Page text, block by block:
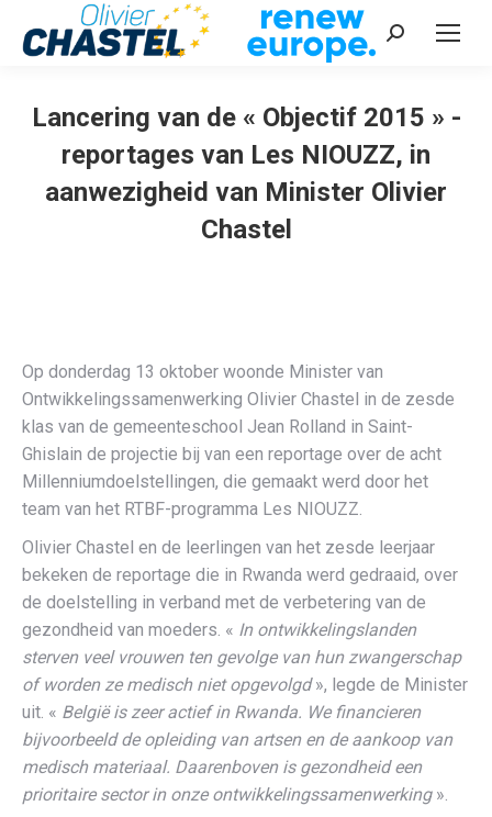
Recherche
Lancering van de « Objectif 2015 » -
reportages van Les NIOUZZ, in
aanwezigheid van Minister Olivier
Chastel
Op donderdag 13 oktober woonde Minister van
Ontwikkelingssamenwerking Olivier Chastel in de zesde
klas van de gemeenteschool Jean Rolland in Saint-
Ghislain de projectie bij van een reportage over de acht
Millenniumdoelstellingen, die gemaakt werd door het
team van het RTBF-programma Les NIOUZZ.
Olivier Chastel en de leerlingen van het zesde leerjaar
bekeken de reportage die in Rwanda werd gedraaid, over
de doelstelling in verband met de verbetering van de
gezondheid van moeders. « In ontwikkelingslanden
sterven veel vrouwen ten gevolge van hun zwangerschap
of worden ze medisch niet opgevolgd», legde de Minister
uit. « België is zeer actief in Rwanda. We financieren
bijvoorbeeld de opleiding van artsen en de aankoop van
medisch materiaal. Daarenboven is gezondheid een
prioritaire sector in onze ontwikkelingssamenwerking ».